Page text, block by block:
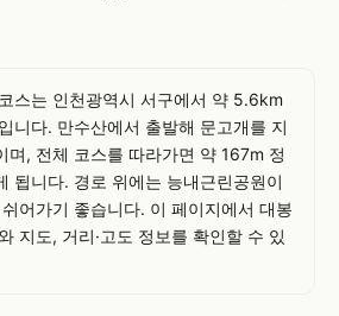
스는 인천광역시 서구에서 약 5.6km
니다. 만수산에서 출발해 문고개를 지
며, 전체 코스를 따라가면 약 167m 정
됩니다. 경로 위에는 능내근린공원이
어가기 좋습니다. 이 페이지에서 대봉
지도, 거리·고도 정보를 확인할 수 있